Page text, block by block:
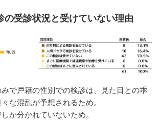
の受診状況と受けていない理由
で戸籍の性別での検診は、見た目との乖
な混乱が予想されるため。
か分かれていないため。